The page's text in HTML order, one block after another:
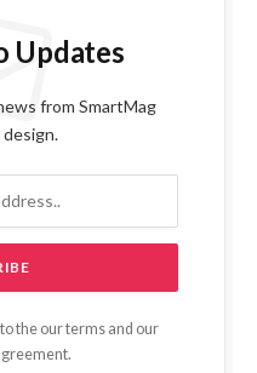
Updates
from SmartMag
the our terms and our